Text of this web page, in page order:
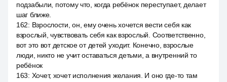
подзабыли, потому что, когда ребёнок переступает, делает
шаг ближе.
162: Взрослости, он, ему очень хочется вести себя как
взрослый, чувствовать себя как взрослый. Соответственно,
вот это вот детское от детей уходит. Конечно, взрослые
люди, никто не учит оставаться детьми, а внутренний то
ребёнок
163: Хочет, хочет исполнения желания. И оно где-то там